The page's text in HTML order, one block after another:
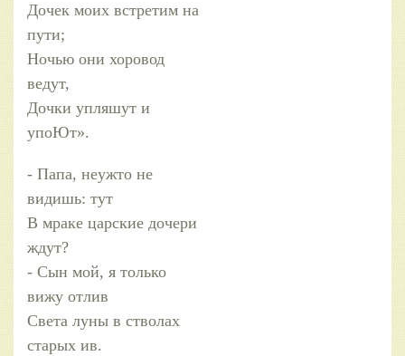
Дочек моих встретим на
пути;
Ночью они хоровод
ведут,
Дочки упляшут и
упоЮт».
- Папа, неужто не
видишь: тут
В мраке царские дочери
ждут?
- Сын мой, я только
вижу отлив
Света луны в стволах
старых ив.